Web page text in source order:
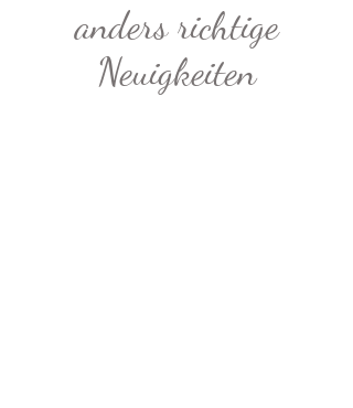
anders richtige
Neuigkeiten